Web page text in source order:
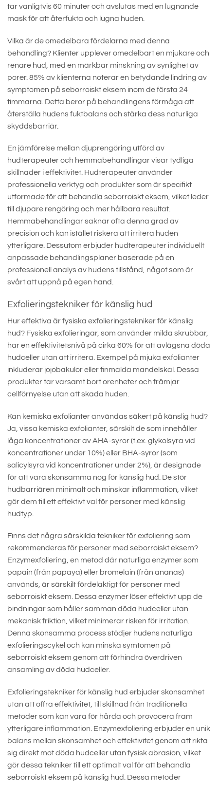
tar vanligtvis 60 minuter och avslutas med en lugnande
mask för att återfukta och lugna huden.
Vilka är de omedelbara fördelarna med denna
behandling? Klienter upplever omedelbart en mjukare och
renare hud, med en märkbar minskning av synlighet av
porer. 85% av klienterna noterar en betydande lindring av
symptomen på seborroiskt eksem inom de första 24
timmarna. Detta beror på behandlingens förmåga att
återställa hudens fuktbalans och stärka dess naturliga
skyddsbarriär.
En jämförelse mellan djuprengöring utförd av
hudterapeuter och hemmabehandlingar visar tydliga
skillnader i effektivitet. Hudterapeuter använder
professionella verktyg och produkter som är specifikt
utformade för att behandla seborroiskt eksem, vilket leder
till djupare rengöring och mer hållbara resultat.
Hemmabehandlingar saknar ofta denna grad av
precision och kan istället riskera att irritera huden
ytterligare. Dessutom erbjuder hudterapeuter individuellt
anpassade behandlingsplaner baserade på en
professionell analys av hudens tillstånd, något som är
svårt att uppnå på egen hand.
Exfolieringstekniker för känslig hud
Hur effektiva är fysiska exfolieringstekniker för känslig
hud? Fysiska exfolieringar, som använder milda skrubbar,
har en effektivitetsnivå på cirka 60% för att avlägsna döda
hudceller utan att irritera. Exempel på mjuka exfolianter
inkluderar jojobakulor eller finmalda mandelskal. Dessa
produkter tar varsamt bort orenheter och främjar
cellförnyelse utan att skada huden.
Kan kemiska exfolianter användas säkert på känslig hud?
Ja, vissa kemiska exfolianter, särskilt de som innehåller
låga koncentrationer av AHA-syror (t.ex. glykolsyra vid
koncentrationer under 10%) eller BHA-syror (som
salicylsyra vid koncentrationer under 2%), är designade
för att vara skonsamma nog för känslig hud. De stör
hudbarriären minimalt och minskar inflammation, vilket
gör dem till ett effektivt val för personer med känslig
hudtyp.
Finns det några särskilda tekniker för exfoliering som
rekommenderas för personer med seborroiskt eksem?
Enzymexfoliering, en metod där naturliga enzymer som
papain (från papaya) eller bromelain (från ananas)
används, är särskilt fördelaktigt för personer med
seborroiskt eksem. Dessa enzymer löser effektivt upp de
bindningar som håller samman döda hudceller utan
mekanisk friktion, vilket minimerar risken för irritation.
Denna skonsamma process stödjer hudens naturliga
exfolieringscykel och kan minska symtomen på
seborroiskt eksem genom att förhindra överdriven
ansamling av döda hudceller.
Exfolieringstekniker för känslig hud erbjuder skonsamhet
utan att offra effektivitet, till skillnad från traditionella
metoder som kan vara för hårda och provocera fram
ytterligare inflammation. Enzymexfoliering erbjuder en unik
balans mellan skonsamhet och effektivitet genom att rikta
sig direkt mot döda hudceller utan fysisk abrasion, vilket
gör dessa tekniker till ett optimalt val för att behandla
seborroiskt eksem på känslig hud. Dessa metoder